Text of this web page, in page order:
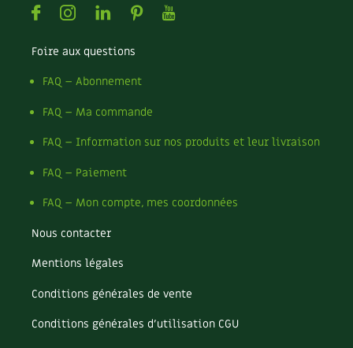
FacebookInstagramLinkedin
PinterestYoutube
Foire aux questions
FAQ – Abonnement
FAQ – Ma commande
FAQ – Information sur nos produits et leur livraison
FAQ – Paiement
FAQ – Mon compte, mes coordonnées
Nous contacter
Mentions légales
Conditions générales de vente
Conditions générales d’utilisation CGU